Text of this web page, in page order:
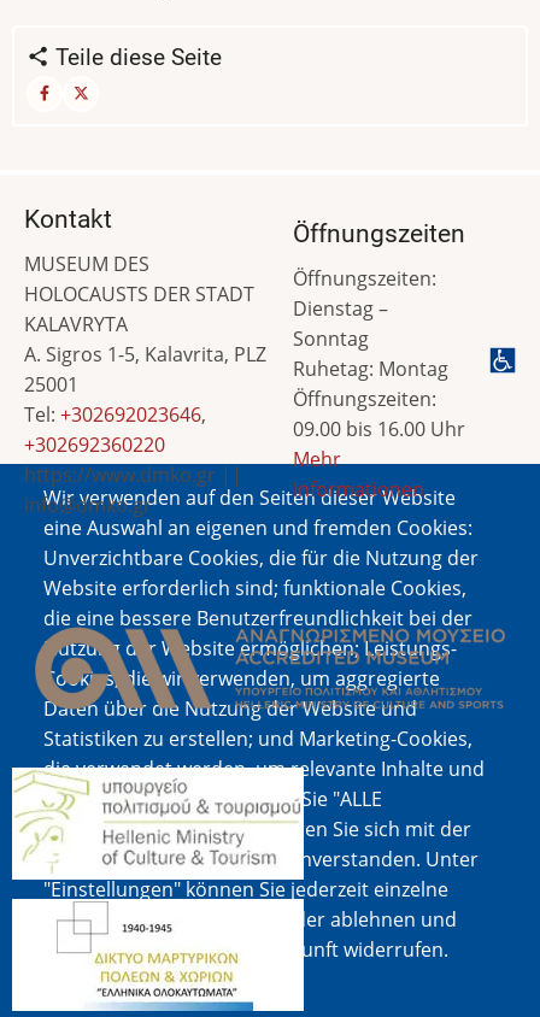
Teile diese Seite
Wir verwenden auf den Seiten dieser Website
eine Auswahl an eigenen und fremden Cookies:
Unverzichtbare Cookies, die für die Nutzung der
Website erforderlich sind; funktionale Cookies,
die eine bessere Benutzerfreundlichkeit bei der
Nutzung der Website ermöglichen; Leistungs-
Cookies, die wir verwenden, um aggregierte
Daten über die Nutzung der Website und
Statistiken zu erstellen; und Marketing-Cookies,
die verwendet werden, um relevante Inhalte und
Werbung anzuzeigen. Wenn Sie "ALLE
AKZEPTIEREN" wählen, erklären Sie sich mit der
Verwendung aller Cookies einverstanden. Unter
"Einstellungen" können Sie jederzeit einzelne
Cookie-Typen akzeptieren oder ablehnen und
Ihre Zustimmung für die Zukunft widerrufen.
Cookie-Dokumentation
Kontakt
MUSEUM DES
HOLOCAUSTS DER STADT
KALAVRYTA
A. Sigros 1-5, Kalavrita, PLZ
25001
Tel: +302692023646,
+302692360220
https://www.dmko.gr ||
info@dmko.gr
Öffnungszeiten
Öffnungszeiten:
Dienstag –
Sonntag
Ruhetag: Montag
Öffnungszeiten:
09.00 bis 16.00 Uhr
Mehr
Informationen
Bild
Bild